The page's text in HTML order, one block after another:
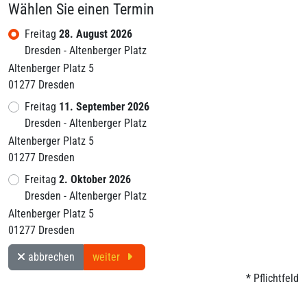
Wählen Sie einen Termin
Freitag 28. August 2026
Dresden - Altenberger Platz
Altenberger Platz 5
01277 Dresden
Freitag 11. September 2026
Dresden - Altenberger Platz
Altenberger Platz 5
01277 Dresden
Freitag 2. Oktober 2026
Dresden - Altenberger Platz
Altenberger Platz 5
01277 Dresden
abbrechen
weiter
* Pflichtfeld